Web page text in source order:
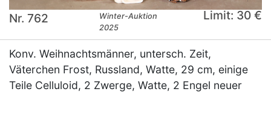
Nr. 762
Winter-Auktion
2025
Limit: 30 €
Konv. Weihnachtsmänner, untersch. Zeit,
Väterchen Frost, Russland, Watte, 29 cm, einige
Teile Celluloid, 2 Zwerge, Watte, 2 Engel neuer